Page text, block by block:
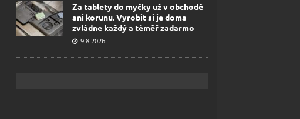
Za tablety do myčky už v obchodě
ani korunu. Vyrobit si je doma
zvládne každý a téměř zadarmo
9.8.2026